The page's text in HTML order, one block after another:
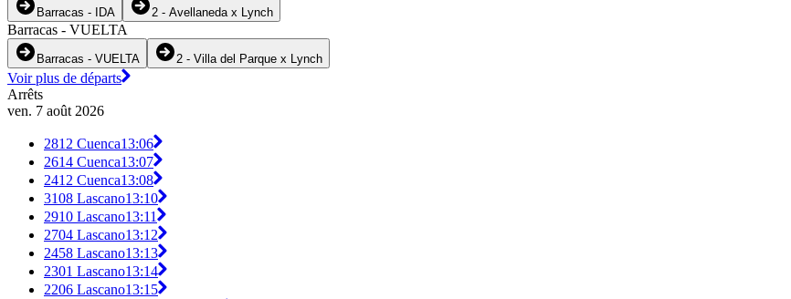
Barracas - IDA 2 - Avellaneda x Lynch
Barracas - VUELTA
Barracas - VUELTA 2 - Villa del Parque x Lynch
Voir plus de départs
Arrêts
ven. 7 août 2026
2812 Cuenca13:06
2614 Cuenca13:07
2412 Cuenca13:08
3108 Lascano13:10
2910 Lascano13:11
2704 Lascano13:12
2458 Lascano13:13
2301 Lascano13:14
2206 Lascano13:15